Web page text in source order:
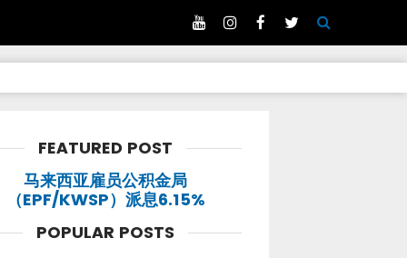
FEATURED POST
马来西亚雇员公积金局
（EPF/KWSP）派息6.15%
POPULAR POSTS